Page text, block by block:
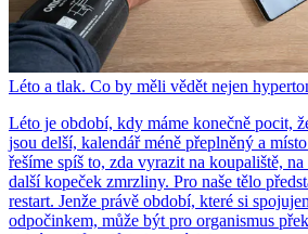
Léto a tlak. Co by měli vědět nejen
Léto je období, kdy máme konečně pocit,
jsou delší, kalendář méně přeplněný a
řešíme spíš to, zda vyrazit na koupaliště,
další kopeček zmrzliny. Pro naše tělo
restart. Jenže právě období, které si
odpočinkem, může být pro organismus